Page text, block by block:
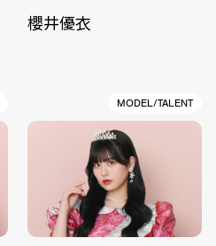
櫻井優衣
MODEL/TALENT